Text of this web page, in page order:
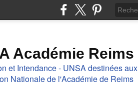
Académie Reims
et Intendance - UNSA destinées aux
Nationale de l'Académie de Reims